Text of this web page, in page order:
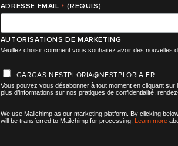
ADRESSE EMAIL* (REQUIS)
AUTORISATIONS DE MARKETING
Veuillez choisir comment vous souhaitez avoir des nouvelles
GARGAS.NESTPLORIA@NESTPLORIA.FR
Vous pouvez vous désabonner à tout moment en cliquant
plus d’informations sur nos pratiques de confidentialité,
We use Mailchimp as our marketing platform. By clicking
will be transferred to Mailchimp for processing. Learn more